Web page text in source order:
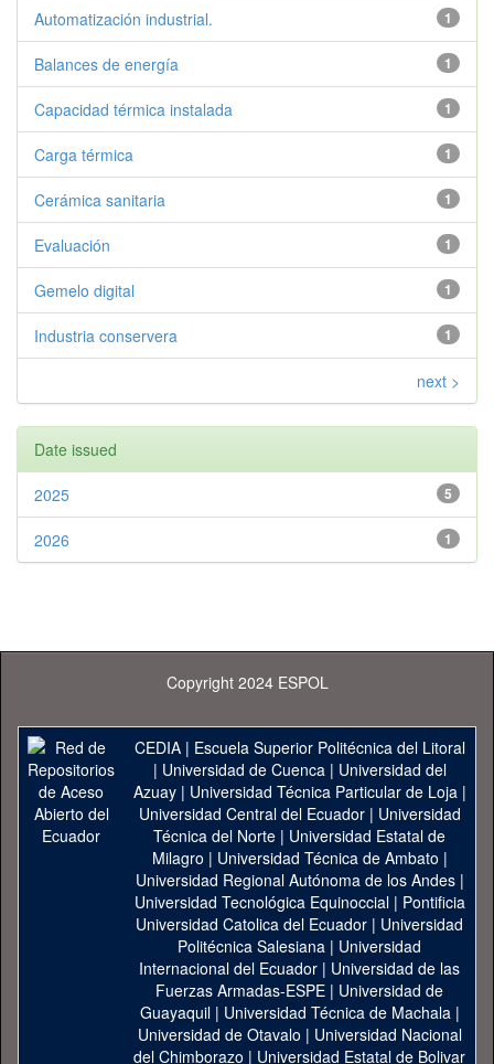
1
Automatización industrial.
1
Balances de energía
1
Capacidad térmica instalada
1
Carga térmica
1
Cerámica sanitaria
1
Evaluación
1
Gemelo digital
1
Industria conservera
next >
Date issued
5
2025
1
2026
Copyright 2024 ESPOL
CEDIA| Escuela Superior Politécnica del Litoral
| Universidad de Cuenca| Universidad del
Azuay| Universidad Técnica Particular de Loja|
Universidad Central del Ecuador| Universidad
Técnica del Norte | Universidad Estatal de
Milagro | Universidad Técnica de Ambato |
Universidad Regional Autónoma de los Andes|
Universidad Tecnológica Equinoccial| Pontificia
Universidad Catolica del Ecuador | Universidad
Politécnica Salesiana | Universidad
Internacional del Ecuador | Universidad de las
Fuerzas Armadas-ESPE | Universidad de
Guayaquil| Universidad Técnica de Machala|
Universidad de Otavalo | Universidad Nacional
del Chimborazo | Universidad Estatal de Bolivar